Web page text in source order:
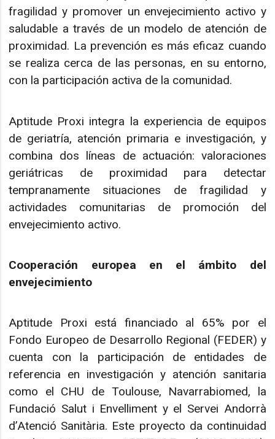
fragilidad y promover un envejecimiento activo y
saludable a través de un modelo de atención de
proximidad. La prevención es más eficaz cuando
se realiza cerca de las personas, en su entorno,
con la participación activa de la comunidad.
Aptitude Proxi integra la experiencia de equipos
de geriatría, atención primaria e investigación, y
combina dos líneas de actuación: valoraciones
geriátricas de proximidad para detectar
tempranamente situaciones de fragilidad y
actividades comunitarias de promoción del
envejecimiento activo.
Cooperación europea en el ámbito del
envejecimiento
Aptitude Proxi está financiado al 65% por el
Fondo Europeo de Desarrollo Regional (FEDER) y
cuenta con la participación de entidades de
referencia en investigación y atención sanitaria
como el CHU de Toulouse, Navarrabiomed, la
Fundació Salut i Envelliment y el Servei Andorrà
d’Atenció Sanitària. Este proyecto da continuidad